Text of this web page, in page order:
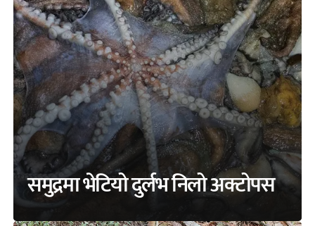
समुद्रमा भेटियो दुर्लभ निलो अक्टोपस